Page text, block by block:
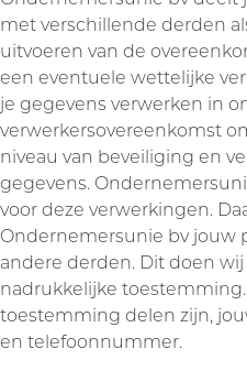
met verschillende derden
uitvoeren van de
een eventuele wettelijke
je gegevens verwerken in
verwerkersovereenkomst
niveau van beveiliging en
gegevens.
voor deze verwerkingen.
Ondernemersunie bv jouw
andere derden. Dit doen
nadrukkelijke
toestemming delen zijn,
en telefoonnummer.